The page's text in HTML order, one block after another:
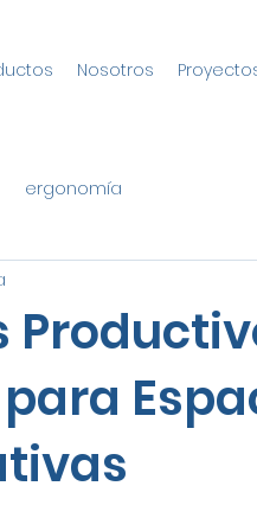
Nosotros
ergonomía